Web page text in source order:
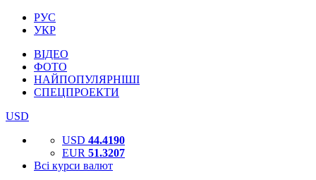
РУС
УКР
ВІДЕО
ФОТО
НАЙПОПУЛЯРНІШІ
СПЕЦПРОЕКТИ
USD
USD 44.4190
EUR 51.3207
Всі курси валют